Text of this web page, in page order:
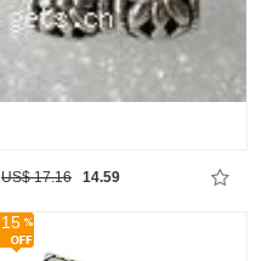
US$ 17.16 14.59
15